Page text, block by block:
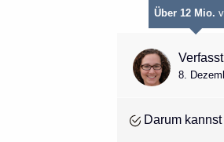
Über 12 Mio.
8.
Darum kannst